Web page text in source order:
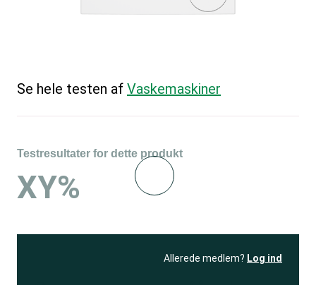
Se hele testen af Vaskemaskiner
Testresultater for dette produkt
XY%
Allerede medlem? Log ind